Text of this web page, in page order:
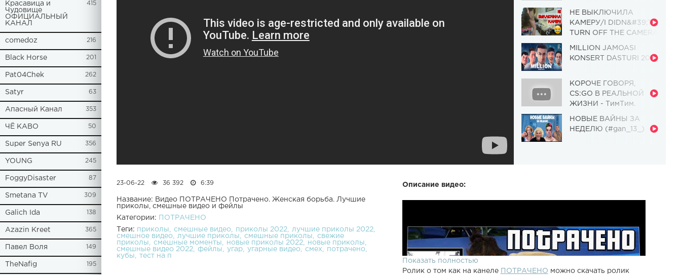
Красавица и
Чудовище
ОФИЦИАЛЬНЫЙ
КАНАЛ
415
comedoz 216
Black Horse 201
Pat04Chek 262
Satyr 63
Апасный Канал 353
ЧЁ КАВО 50
Super Senya RU 356
YOUNG 245
FoggyDisaster 87
Smetana TV 309
Galich Ida 138
Azazin Kreet 365
Павел Воля 149
TheNafig 195
НЕ ВЫКЛЮЧИЛА
КАМЕРУ/I DIDN&#39;T
TURN OFF THE CAMERA
Чудовище] (Выпуск 110)
MILLION JAMOASI
KONSERT DASTURI 2019
КОРОЧЕ ГОВОРЯ,
CS:GO В РЕАЛЬНОЙ
ЖИЗНИ - ТимТим.
НОВЫЕ ВАЙНЫ ЗА
НЕДЕЛЮ (#gan_13_)
Описание видео:
Показать полностью
Ролик о том как на канеле
ПОТРАЧЕНО можно скачать ролик
23-06-22 36 392 6:39
Название: Видео ПОТРАЧЕНО Потрачено. Женская борьба. Лучшие
приколы, смешные видео и фейлы
Категории:
ПОТРАЧЕНО
Теги: приколы смешные видео приколы 2022
лучшие приколы 2022
смешное видео
лучшие приколы смешные приколы
свежие
приколы
смешные моменты новые приколы 2022
новые приколы
смешные видео 2022
фейлы угар угарные видео смех
потрачено
кубы
тест на п